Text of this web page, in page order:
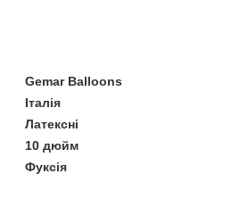
Gemar Balloons
Італія
Латексні
10 дюйм
Фуксія